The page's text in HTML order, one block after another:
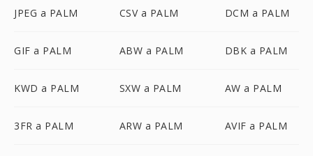
JPEG a PALM CSV a PALM DCM a PALM
GIF a PALM ABW a PALM DBK a PALM
KWD a PALM SXW a PALM AW a PALM
3FR a PALM ARW a PALM AVIF a PALM